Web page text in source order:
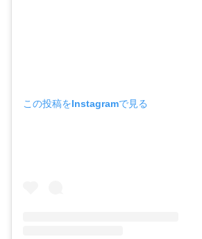
この投稿をInstagramで見る